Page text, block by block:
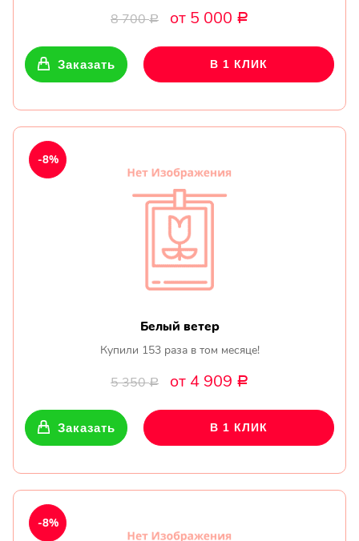
8 700Р от 5 000 Р
Заказать В 1 КЛИК
Белый ветер
Купили 153 раза в том месяце!
5 350Р от 4 909 Р
-8%
Заказать В 1 КЛИК
-8%